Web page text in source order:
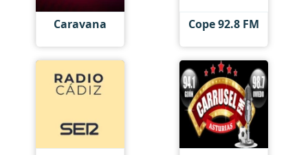
Caravana Cope 92.8 FM